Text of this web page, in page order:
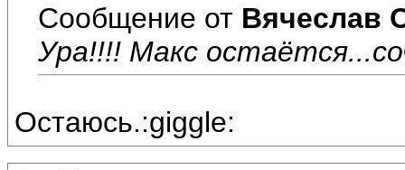
Сообщение от Вячеслав
Ура!!!! Макс
Остаюсь.:giggle: